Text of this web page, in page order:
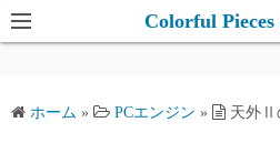
コ
ン
Colorful Pieces
ホーム » PCエンジン » 天外Ⅱ